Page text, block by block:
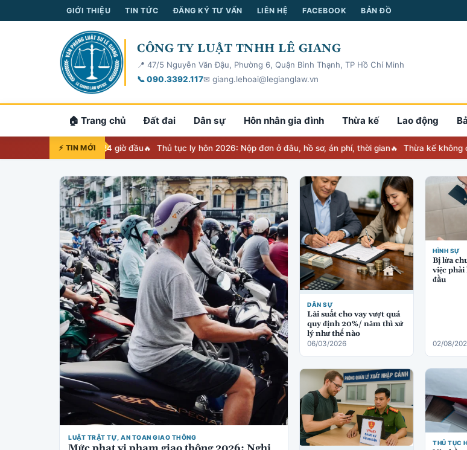
GIỚI THIỆU TIN TỨC ĐĂNG KÝ TƯ VẤN LIÊN HỆ FACEBOOK BẢN ĐỒ
CÔNG TY LUẬT TNHH LÊ GIANG
📍 47/5 Nguyễn Văn Đậu, Phường 6, Quận Bình Thạnh, TP Hồ Chí Minh
📞 090.3392.117✉ giang.lehoai@legianglaw.vn
🏠 Trang chủ Đất đai Dân sự Hôn nhân gia đình Thừa kế Lao động
⚡ TIN MỚI
phải làm trong 24 giờ đầu Thủ tục ly hôn 2026: Nộp đơn ở đâu, hồ sơ, án phí, thời gian Thừa kế không có di
LUẬT TRẬT TỰ, AN TOAN GIAO THÔNG
DÂN SỰ
Lãi suất cho vay vượt quá
quy định 20%/ năm thì xử
lý như thế nào
06/03/2026
HÌNH SỰ
Bị lừa
việc
đầu
02/08/
THỦ TỤC